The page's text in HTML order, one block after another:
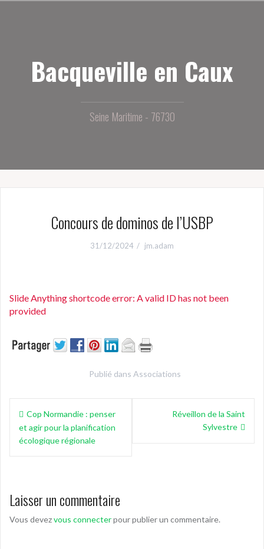
Bacqueville en Caux
Seine Maritime - 76730
Concours de dominos de l’USBP
31/12/2024 jm.adam
Slide Anything shortcode error: A valid ID has not been
provided
Publié dans Associations
Navigation
de
l’article
Cop Normandie : penser
et agir pour la planification
écologique régionale
Réveillon de la Saint
Sylvestre
Laisser un commentaire
Vous devezvous connecterpour publier un commentaire.